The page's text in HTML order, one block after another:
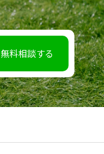
無料相談する